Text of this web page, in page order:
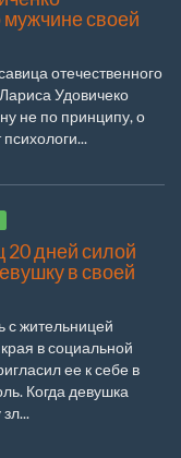
мужчине своей
отечественного
Удовичеко
не по принципу, о
20 дней силой
в своей
с жительницей
в социальной
ее к себе в
Когда девушка